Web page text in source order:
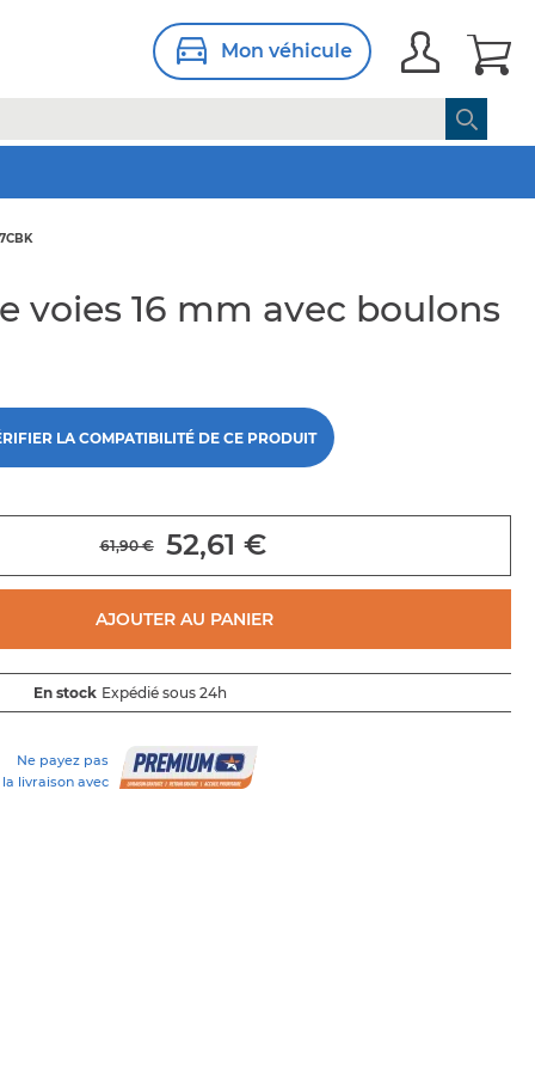
Mon véhicule
voies 16 mm avec boulons
LA COMPATIBILITÉ DE CE PRODUIT
61,90 € 52,61 €
AJOUTER AU PANIER
En stock Expédié sous 24h
Ne payez pas
la livraison avec